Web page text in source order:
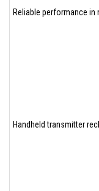
Reliable performance in
Handheld transmitter